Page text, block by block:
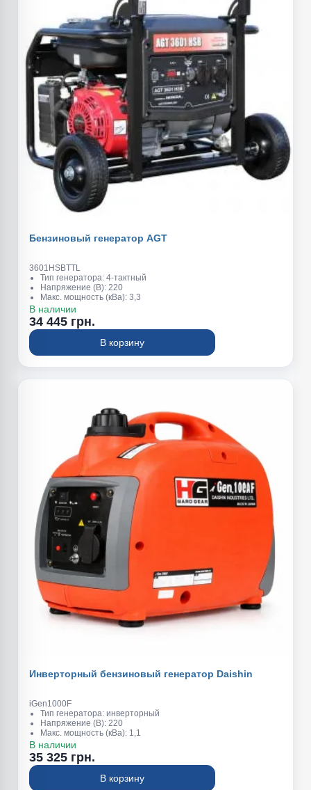
Бензиновый генератор AGT
3601HSBTTL
Тип генератора: 4-тактный
Напряжение (В): 220
Макс. мощность (кВа): 3,3
Обьем топливного бака (л): 15
Вес (кг): 55
Номинальная мощность (квт): 3,0
В наличии
34 445 грн.
В корзину
Инверторный бензиновый генератор Daishin
iGen1000F
Тип генератора: инверторный
Напряжение (В): 220
Макс. мощность (кВа): 1,1
Обьем топливного бака (л): 2,2
Вес (кг): 14
В наличии
35 325 грн.
В корзину